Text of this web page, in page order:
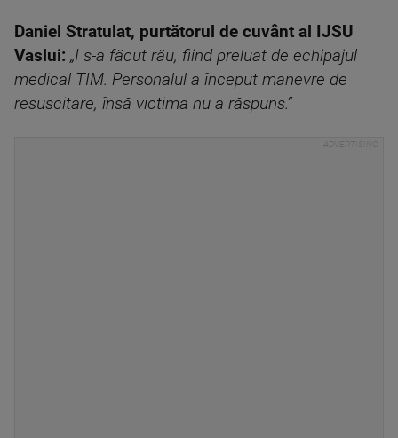
Daniel Stratulat, purtătorul de cuvânt al IJSU
Vaslui: „I s-a făcut rău, fiind preluat de echipajul
medical TIM. Personalul a început manevre de
resuscitare, însă victima nu a răspuns.”